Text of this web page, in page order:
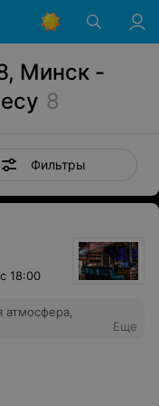
Минск -
8
Фильтры
с 18:00
Еще